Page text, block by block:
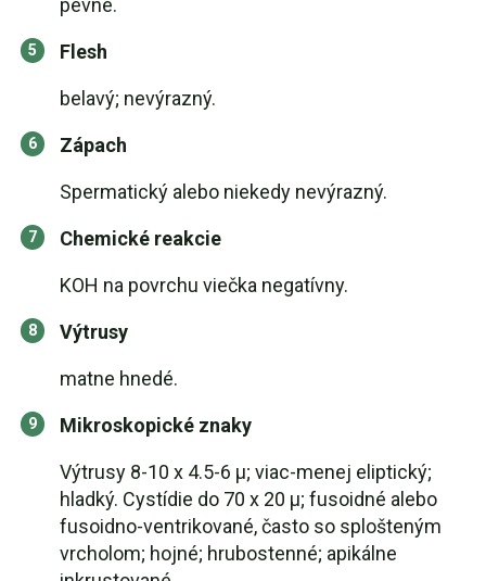
pevné.
Flesh
belavý; nevýrazný.
Zápach
Spermatický alebo niekedy nevýrazný.
Chemické reakcie
KOH na povrchu viečka negatívny.
Výtrusy
matne hnedé.
Mikroskopické znaky
Výtrusy 8-10 x 4.5-6 µ; viac-menej eliptický;
hladký. Cystídie do 70 x 20 µ; fusoidné alebo
fusoidno-ventrikované, často so splošteným
vrcholom; hojné; hrubostenné; apikálne